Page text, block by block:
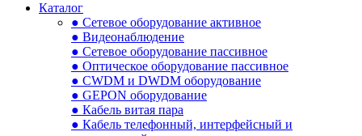
Каталог
● Сетевое оборудование активное
● Видеонаблюдение
● Сетевое оборудование пассивное
● Оптическое оборудование пассивное
● CWDM и DWDM оборудование
● GEPON оборудование
● Кабель витая пара
● Кабель телефонный, интерфейсный и